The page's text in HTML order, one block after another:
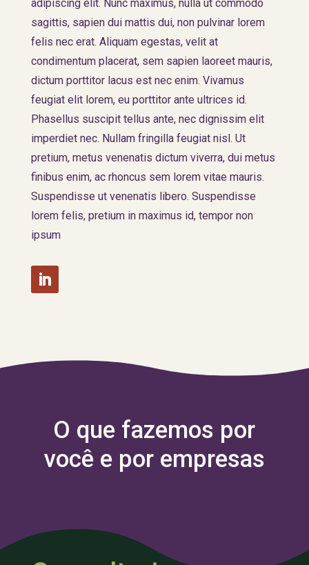
adipiscing elit. Nunc maximus, nulla ut commodo
sagittis, sapien dui mattis dui, non pulvinar lorem
felis nec erat. Aliquam egestas, velit at
condimentum placerat, sem sapien laoreet mauris,
dictum porttitor lacus est nec enim. Vivamus
feugiat elit lorem, eu porttitor ante ultrices id.
Phasellus suscipit tellus ante, nec dignissim elit
imperdiet nec. Nullam fringilla feugiat nisl. Ut
pretium, metus venenatis dictum viverra, dui metus
finibus enim, ac rhoncus sem lorem vitae mauris.
Suspendisse ut venenatis libero. Suspendisse
lorem felis, pretium in maximus id, tempor non
ipsum
O que fazemos por
você e por empresas